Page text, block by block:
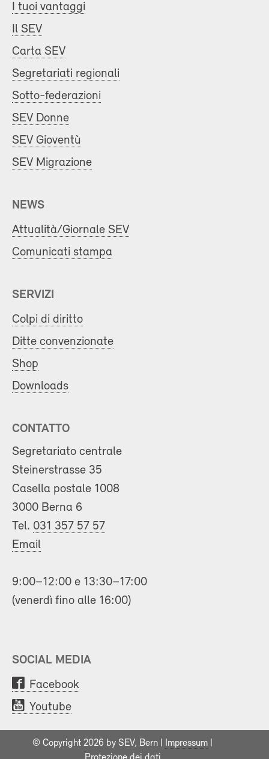
I tuoi vantaggi
Il SEV
Carta SEV
Segretariati regionali
Sotto-federazioni
SEV Donne
SEV Gioventù
SEV Migrazione
NEWS
Attualità/Giornale SEV
Comunicati stampa
SERVIZI
Colpi di diritto
Ditte convenzionate
Shop
Downloads
CONTATTO
Segretariato centrale
Steinerstrasse 35
Casella postale 1008
3000 Berna 6
Tel. 031 357 57 57
Email
9:00–12:00 e 13:30–17:00
(venerdì fino alle 16:00)
SOCIAL MEDIA
Facebook
Youtube
© Copyright 2026 by SEV, Bern | Impressum